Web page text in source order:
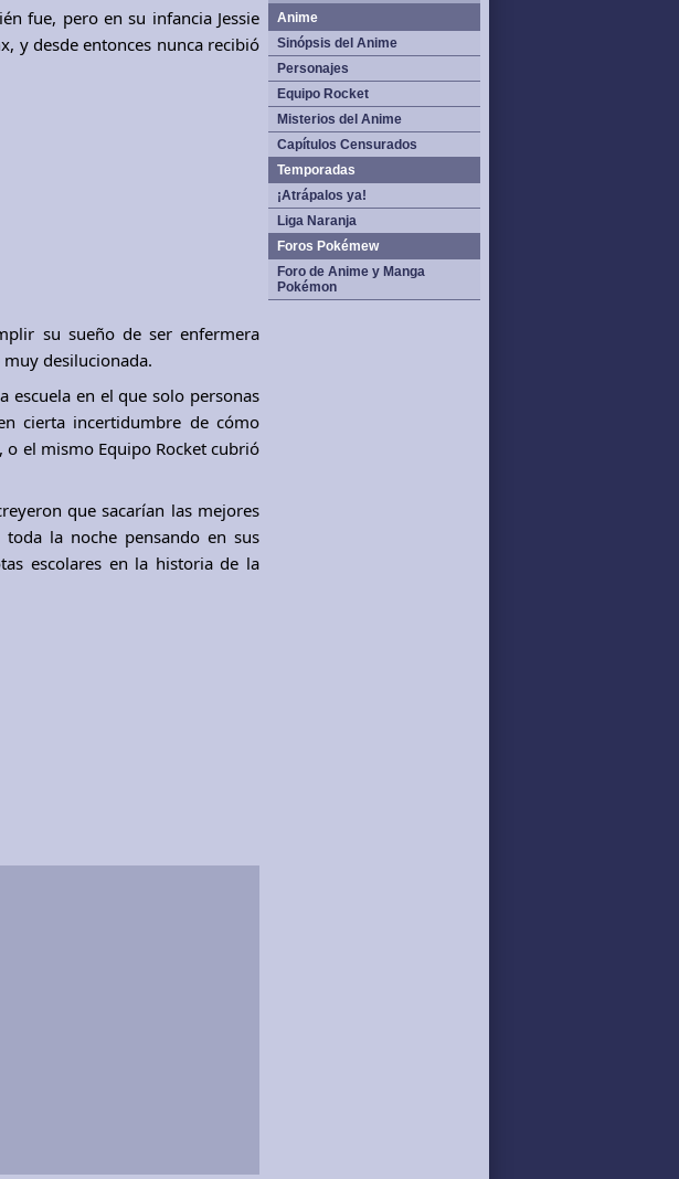
Anime
Sinópsis del Anime
Personajes
Equipo Rocket
Misterios del Anime
Capítulos Censurados
Temporadas
¡Atrápalos ya!
Liga Naranja
Foros Pokémew
Foro de Anime y Manga
Pokémon
fue, pero en su infancia Jessie
y desde entonces nunca recibió
su sueño de ser enfermera
desilucionada.
escuela en el que solo personas
cierta incertidumbre de cómo
el mismo Equipo Rocket cubrió
que sacarían las mejores
la noche pensando en sus
escolares en la historia de la